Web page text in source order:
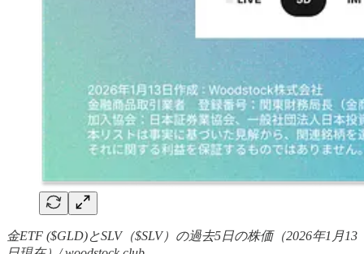
金ETF ($GLD)とSLV（$SLV）の過去5日の株価（2026年1月13